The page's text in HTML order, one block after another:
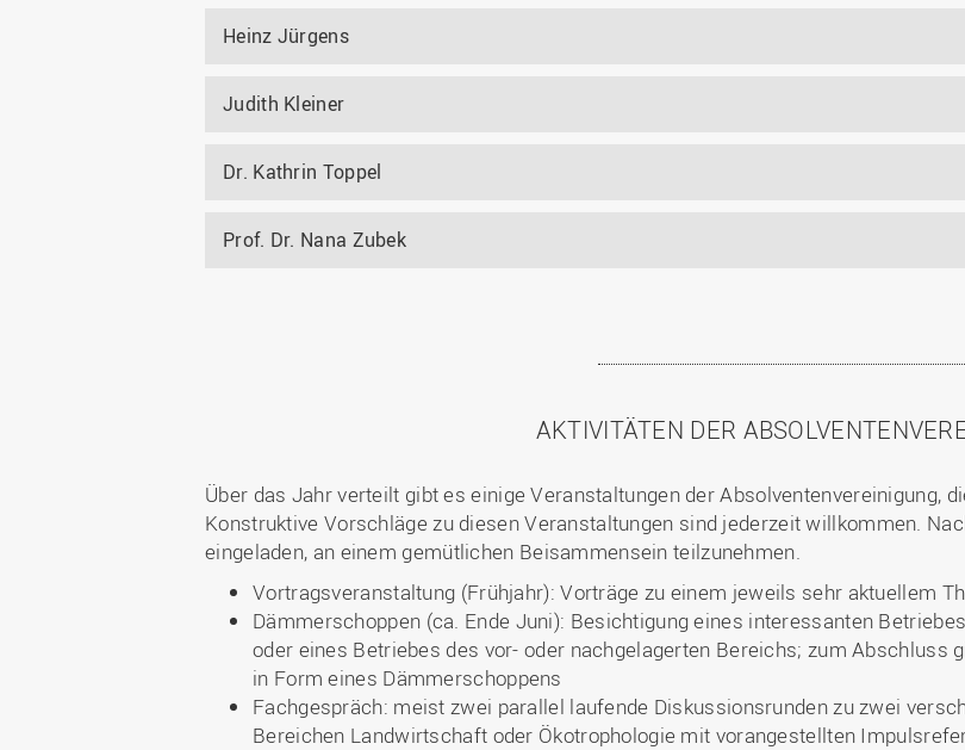
Heinz Jürgens
Judith Kleiner
Dr. Kathrin Toppel
Prof. Dr. Nana Zubek
AKTIVITÄTEN DER
Über das Jahr verteilt gibt es einige Veranstaltungen der Absolventenvereinigung,
Konstruktive Vorschläge zu diesen Veranstaltungen sind jederzeit willkommen.
eingeladen, an einem gemütlichen Beisammensein teilzunehmen.
Vortragsveranstaltung (Frühjahr): Vorträge zu einem jeweils sehr aktuellem
Dämmerschoppen (ca. Ende Juni): Besichtigung eines interessanten
oder eines Betriebes des vor- oder nachgelagerten Bereichs; zum
in Form eines Dämmerschoppens
Fachgespräch: meist zwei parallel laufende Diskussionsrunden zu zwei
Bereichen Landwirtschaft oder Ökotrophologie mit vorangestellten